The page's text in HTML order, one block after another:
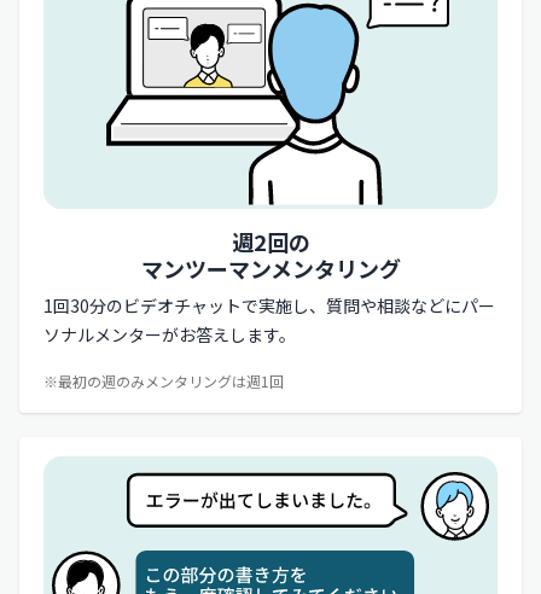
週2回の
マンツーマンメンタリング
1回30分のビデオチャットで実施し、質問や相談などにパー
ソナルメンターがお答えします。
※最初の週のみメンタリングは週1回